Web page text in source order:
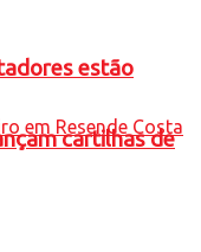
estão
cartilhas de